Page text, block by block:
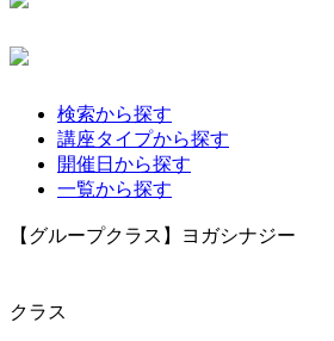
検索から探す
講座タイプから探す
開催日から探す
一覧から探す
【グループクラス】ヨガシナジー
クラス